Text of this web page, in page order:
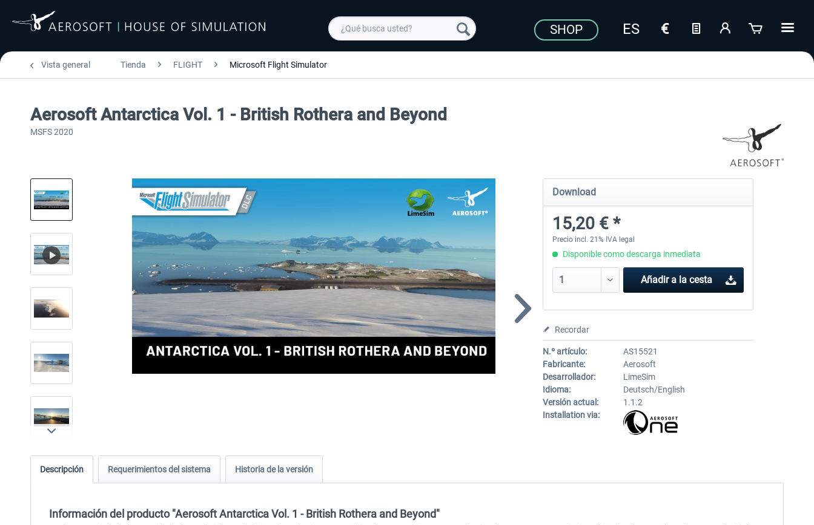
SHOP
Vista general Tienda FLIGHT Microsoft Flight Simulator
Aerosoft Antarctica Vol. 1 - British Rothera and Beyond
MSFS 2020
Download
15,20 € *
Precio incl. 21% IVA legal
Disponible como descarga inmediata
Añadir a la cesta
Recordar
N.º artículo:
AS15521
Fabricante:
Aerosoft
Desarrollador:
LimeSim
Idioma:
Deutsch/English
Versión actual:
1.1.2
Installation via:
Descripción Requerimientos del sistema Historia de la versión
Información del producto "Aerosoft Antarctica Vol. 1 - British Rothera and Beyond"